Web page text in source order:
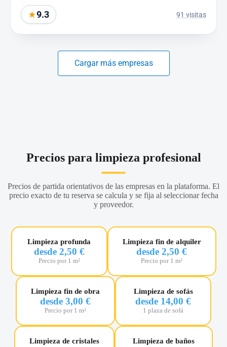
Precios para limpieza profesional
Precios de partida orientativos de las empresas en la plataforma. El
precio exacto de tu reserva se calcula y se fija al seleccionar fecha
y proveedor.
Limpieza profunda
desde 2,50 €
Precio por 1 m²
Limpieza fin de alquiler
desde 2,50 €
Precio por 1 m²
Limpieza fin de obra
desde 3,00 €
Precio por 1 m²
Limpieza de sofás
desde 14,00 €
1 plaza de sofá
Limpieza de cristales Limpieza de baños